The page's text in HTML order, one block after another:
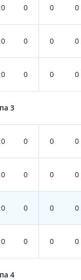
:0 0 0 0
:0 0 0 0
:0 0 0 0
3
:0 0 0 0
:0 0 0 0
:0 0 0 0
:0 0 0 0
4